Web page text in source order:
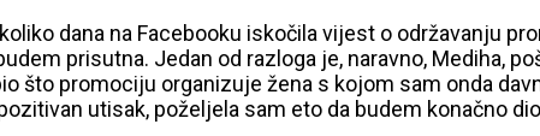
dana na Facebooku iskočila vijest o održavanju
prisutna. Jedan od razloga je, naravno, Mediha,
što promociju organizuje žena s kojom sam onda
utisak, poželjela sam eto da budem konačno